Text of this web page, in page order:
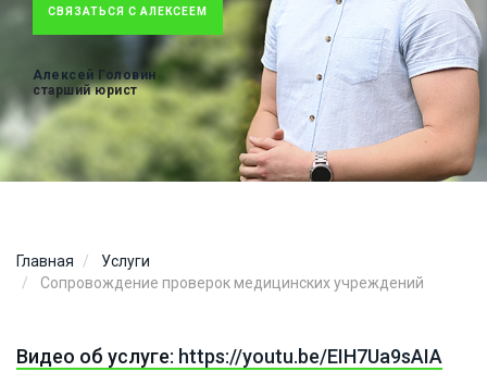
СВЯЗАТЬСЯ С АЛЕКСЕЕМ
Алексей Головин
старший юрист
Главная
Услуги
Сопровождение проверок медицинских учреждений
Видео об услуге: https://youtu.be/EIH7Ua9sAIA